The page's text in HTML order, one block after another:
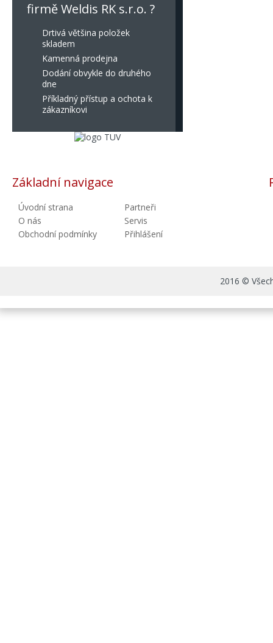
firmě Weldis RK s.r.o. ?
Drtivá většina položek
skladem
Kamenná prodejna
Dodání obvykle do druhého
dne
Příkladný přístup a ochota k
zákazníkovi
Základní navigace
Úvodní strana
O nás
Obchodní podmínky
Partneři
Servis
Přihlášení
2016 ©